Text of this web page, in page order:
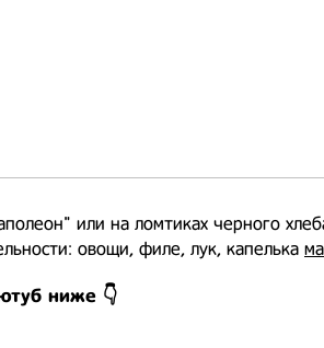
или на ломтиках черного
овощи, филе, лук, капелька
ниже 👇